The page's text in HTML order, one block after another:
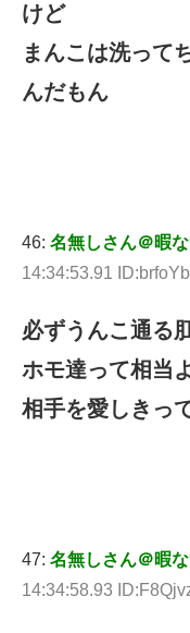
けど
まんこは洗って
んだもん
46: 名無しさん＠暇
14:34:53.91
必ずうんこ通る
ホモ達って相当
相手を愛しきっ
47: 名無しさん＠暇
14:34:58.93